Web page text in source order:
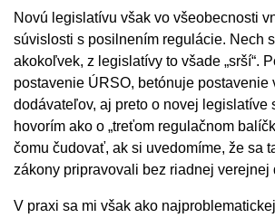
Novú legislatívu však vo všeobecnosti
súvislosti s posilnením regulácie. Nech
akokoľvek, z legislatívy to všade „srší“.
postavenie ÚRSO, betónuje postavenie
dodávateľov, aj preto o novej legislatíve
hovorím ako o „treťom regulačnom
čomu čudovať, ak si uvedomíme, že sa
zákony pripravovali bez riadnej verejnej
V praxi sa mi však ako